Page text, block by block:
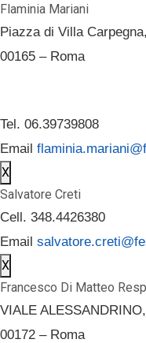
Flaminia Mariani
Piazza di Villa
00165 – Roma
Tel. 06.39739808
Email
X
Salvatore Creti
Cell. 348.4426380
Email
X
Francesco Di Matteo
VIALE
00172 – Roma